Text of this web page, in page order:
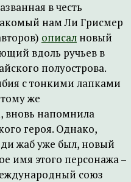
в честь
нам Ли Гриcмер
описал новый
вдоль ручьев в
полуострова.
с тонкими лапками
же
вновь напомнила
героя. Однако,
жаб уже был, новый
имя этого персонажа –
союз